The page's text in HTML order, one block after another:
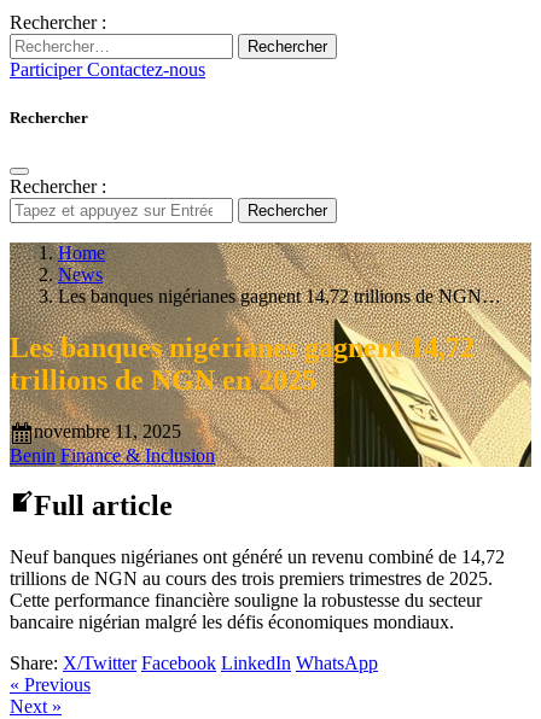
Rechercher :
Rechercher
ParticiperContactez-nous
Rechercher
Rechercher :
Rechercher
Home
News
Les banques nigérianes gagnent 14,72 trillions de NGN…
Les banques nigérianes gagnent 14,72
trillions de NGN en 2025
novembre 11, 2025
Benin Finance & Inclusion
Full article
Neuf banques nigérianes ont généré un revenu combiné de 14,72
trillions de NGN au cours des trois premiers trimestres de 2025.
Cette performance financière souligne la robustesse du secteur
bancaire nigérian malgré les défis économiques mondiaux.
Share: X/Twitter Facebook LinkedIn WhatsApp
« Previous
Next »